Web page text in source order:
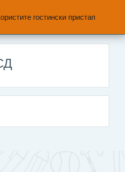
гостински пристап